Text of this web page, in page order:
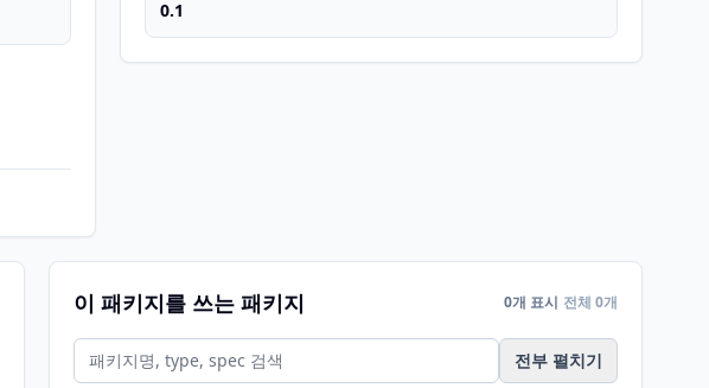
0.1
이 패키지를 쓰는 패키지 0개 표시 전체 0개
전부 펼치기